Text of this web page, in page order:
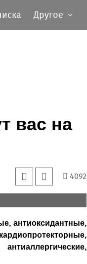
Другое
вас на
4092
антиоксидантные,